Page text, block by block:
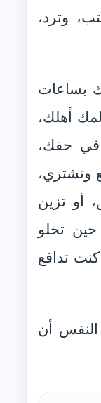
وترد،
بساعات
أهلك،
حقك،
وتشتري،
أو تزين
تخلو
تدافع
أن